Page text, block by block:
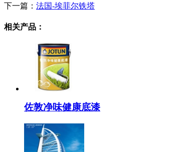
下一篇： 法国-埃菲尔铁塔
相关产品：
佐敦净味健康底漆